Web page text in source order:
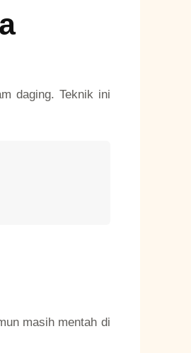
daging. Teknik ini
masih mentah di